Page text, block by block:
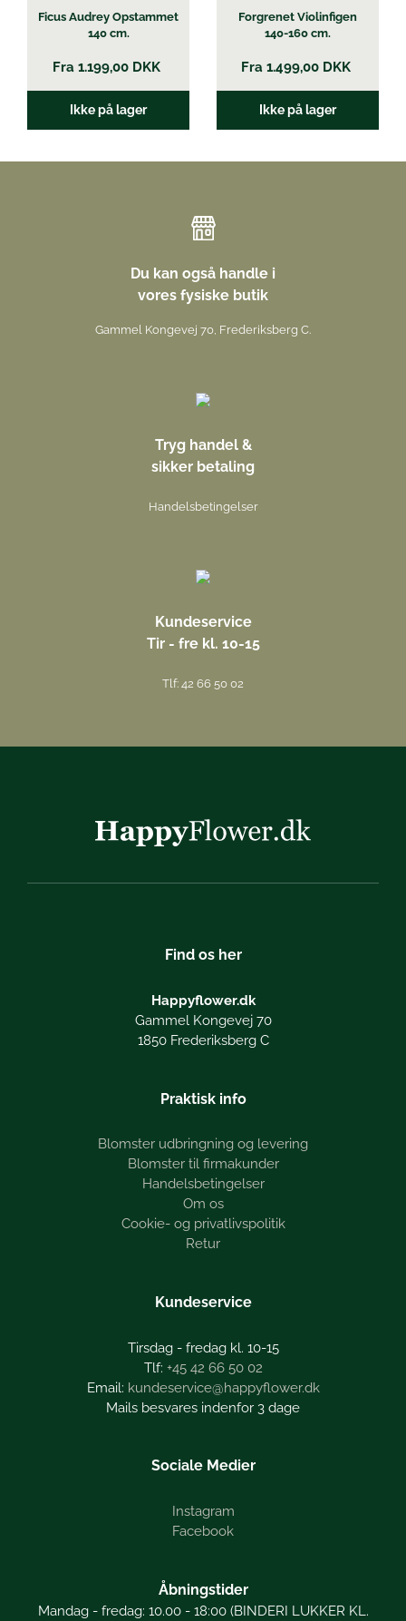
Ficus Audrey Opstammet
140 cm.
Fra 1.199,00 DKK
Ikke på lager
Forgrenet Violinfigen
140-160 cm.
Fra 1.499,00 DKK
Ikke på lager
Du kan også handle i
vores fysiske butik
Gammel Kongevej 70, Frederiksberg C.
Tryg handel &
sikker betaling
Handelsbetingelser
Kundeservice
Tir - fre kl. 10-15
Tlf: 42 66 50 02
Find os her
Happyflower.dk
Gammel Kongevej 70
1850 Frederiksberg C
Praktisk info
Blomster udbringning og levering
Blomster til firmakunder
Handelsbetingelser
Om os
Cookie- og privatlivspolitik
Retur
Kundeservice
Tirsdag - fredag kl. 10-15
+45 42 66 50 02
kundeservice@happyflower.dk
Mails besvares indenfor 3 dage
Sociale Medier
Instagram
Facebook
Åbningstider
Mandag - fredag: 10.00 - 18:00 (BINDERI LUKKER KL.